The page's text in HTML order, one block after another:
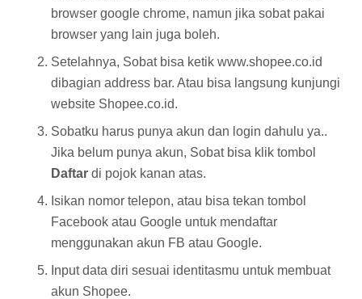
browser google chrome, namun jika sobat pakai
browser yang lain juga boleh.
Setelahnya, Sobat bisa ketik www.shopee.co.id
dibagian address bar. Atau bisa langsung kunjungi
website Shopee.co.id.
Sobatku harus punya akun dan login dahulu ya..
Jika belum punya akun, Sobat bisa klik tombol
Daftar di pojok kanan atas.
Isikan nomor telepon, atau bisa tekan tombol
Facebook atau Google untuk mendaftar
menggunakan akun FB atau Google.
Input data diri sesuai identitasmu untuk membuat
akun Shopee.